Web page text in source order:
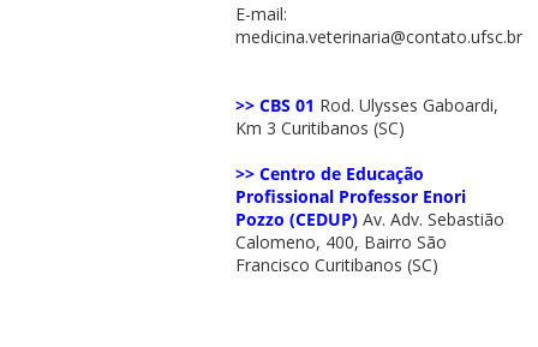
E-mail:
medicina.veterinaria@contato.ufsc.br
>> CBS 01 Rod. Ulysses Gaboardi,
Km 3 Curitibanos (SC)
>> Centro de Educação
Profissional Professor Enori
Pozzo (CEDUP)Av. Adv. Sebastião
Calomeno, 400, Bairro São
Francisco Curitibanos (SC)